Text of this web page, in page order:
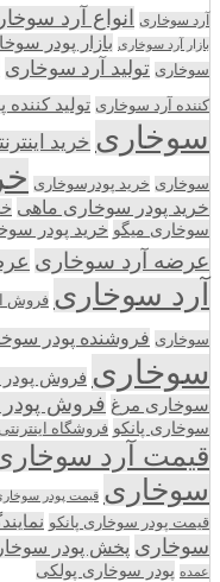
آرد سوخاری انواع آرد
بازار آرد سوخاری بازار پودر
سوخاری تولید آرد سوخاری
کننده آرد سوخاری تولید
سوخاری خرید
سوخاری خرید پودرسوخاری
خرید پودر سوخاری ماهی
سوخاری میگو خرید پودر
عرضه آرد سوخاری
آرد سوخاری فروش
سوخاری فروشنده پودر
سوخاری فروش
سوخاری مرغ فروش
سوخاری پانکو فروشگاه
قیمت آرد
سوخاری قیمت پودر
قیمت پودر سوخاری پانکو
سوخاری پخش پودر
عمده پودر سوخاری پولکی